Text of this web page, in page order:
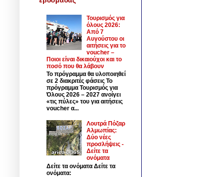
Τουρισμός για
όλους 2026:
Από 7
Αυγούστου οι
αιτήσεις για το
voucher –
Ποιοι είναι δικαιούχοι και το
ποσό που θα λάβουν
Το πρόγραμμα θα υλοποιηθεί
σε 2 διακριτές φάσεις Το
πρόγραμμα Τουρισμός για
Όλους 2026 – 2027 ανοίγει
«τις πύλες» του για αιτήσεις
voucher α...
Λουτρά Πόζαρ
Αλμωπίας:
Δύο νέες
προσλήψεις -
Δείτε τα
ονόματα
Δείτε τα ονόματα Δείτε τα
ονόματα: